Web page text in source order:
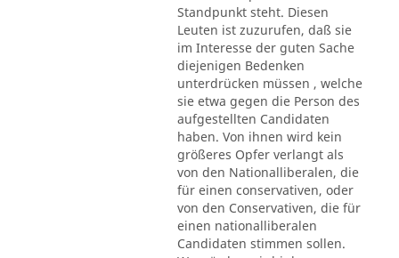
Standpunkt steht. Diesen
Leuten ist zuzurufen, daß sie
im Interesse der guten Sache
diejenigen Bedenken
unterdrücken müssen , welche
sie etwa gegen die Person des
aufgestellten Candidaten
haben. Von ihnen wird kein
größeres Opfer verlangt als
von den Nationalliberalen, die
für einen conservativen, oder
von den Conservativen, die für
einen nationalliberalen
Candidaten stimmen sollen.